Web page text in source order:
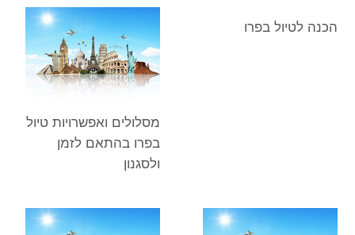
הכנה לטיול בפרו
מסלולים ואפשרויות טיול
בפרו בהתאם לזמן
ולסגנון